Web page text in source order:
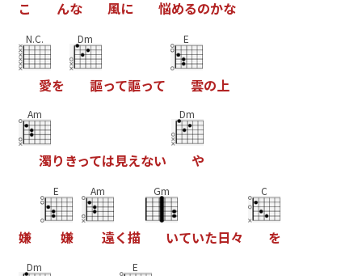
こ んな 風に 悩めるのかな
N.C.
愛を
Dm
謳って謳って
E
雲の 上
Am
濁り きっては見えない
Dm
や
嫌
E
嫌
Am
遠く描
Gm
いていた日々
C
を
Dm E